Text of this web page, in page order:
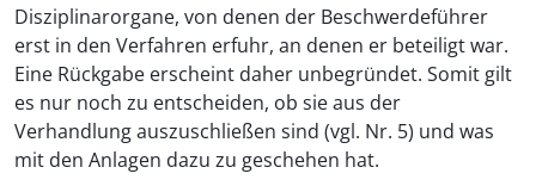
Disziplinarorgane, von denen der Beschwerdeführer
erst in den Verfahren erfuhr, an denen er beteiligt war.
Eine Rückgabe erscheint daher unbegründet. Somit gilt
es nur noch zu entscheiden, ob sie aus der
Verhandlung auszuschließen sind (vgl. Nr. 5) und was
mit den Anlagen dazu zu geschehen hat.